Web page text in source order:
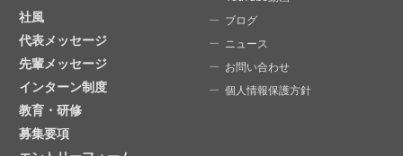
社風
代表メッセージ
先輩メッセージ
インターン制度
教育・研修
募集要項
ブログ
ニュース
お問い合わせ
個人情報保護方針